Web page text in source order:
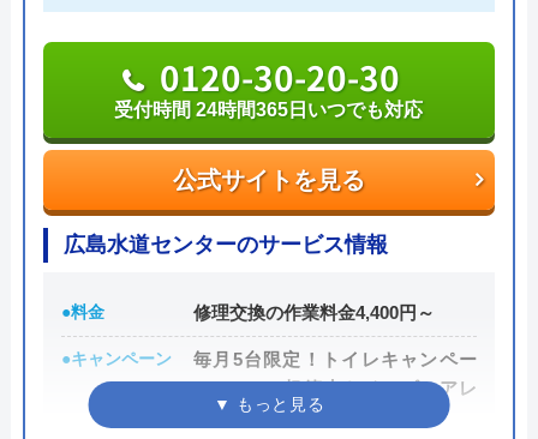
公式サイトを見る
0120-742-190
公式サイトを見る
0120-30-20-30
受付時間 24時間365日いつでも対応
広島水道センターのサービス情報
●料金 修理交換の作業料金4,400円～
●キャンペーン
毎月5台限定！トイレキャンペー
ン TOTO超節水トイレピュアレ
ストQRが処分費込で8万円台～